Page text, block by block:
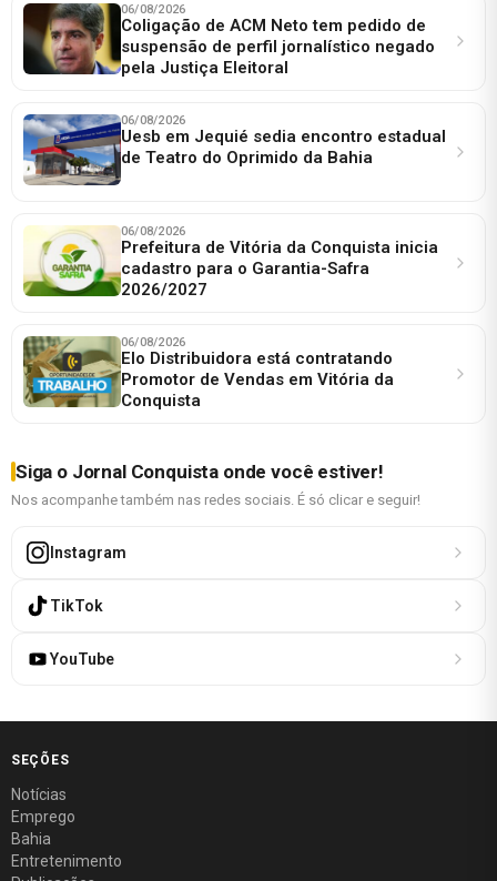
06/08/2026
Coligação de ACM Neto tem pedido de
suspensão de perfil jornalístico negado
pela Justiça Eleitoral
06/08/2026
Uesb em Jequié sedia encontro estadual
de Teatro do Oprimido da Bahia
06/08/2026
Prefeitura de Vitória da Conquista inicia
cadastro para o Garantia-Safra
2026/2027
06/08/2026
Elo Distribuidora está contratando
Promotor de Vendas em Vitória da
Conquista
Siga o Jornal Conquista onde você estiver!
Nos acompanhe também nas redes sociais. É só clicar e seguir!
Instagram
TikTok
YouTube
SEÇÕES
Notícias
Emprego
Bahia
Entretenimento